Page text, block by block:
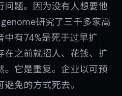
问题。因为没有人想要他
研究了三千多家高
中有74%是死于过早扩
在之前就招人、花钱、扩
。它是重复。企业以可预
免的方式死去。